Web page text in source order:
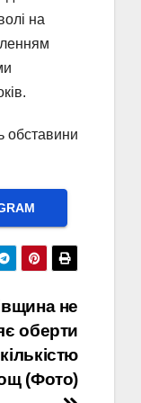
на
обставини
не
оберти
(Фото)